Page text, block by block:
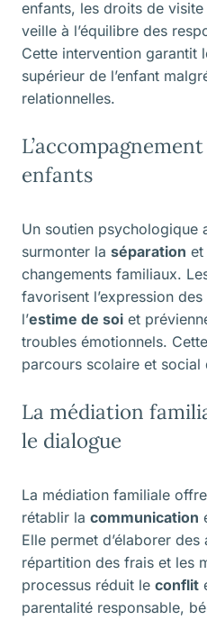
enfants, les droits de visite
veille à l’équilibre des
Cette intervention garantit
supérieur de l’enfant
relationnelles.
enfants
Un soutien psychologique
surmonter la séparation et
changements familiaux.
favorisent l’expression
l’estime de soi et
troubles émotionnels.
parcours scolaire et social
La médiation
le dialogue
La médiation familiale
rétablir la communication
Elle permet d’élaborer
répartition des frais et les
processus réduit le conflit
parentalité responsable,